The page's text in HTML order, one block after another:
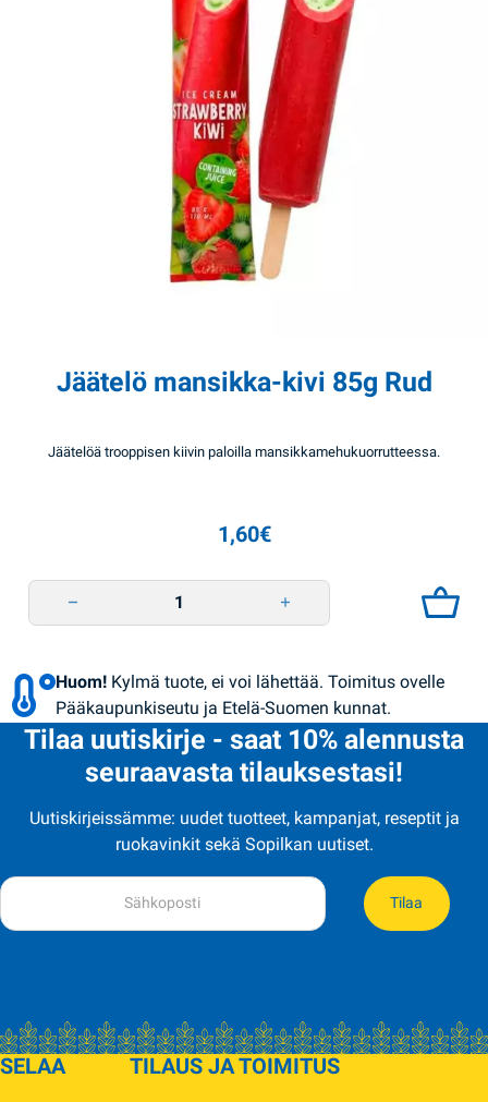
Jäätelö mansikka-kivi 85g Rud
Jäätelöä trooppisen kiivin paloilla mansikkamehukuorrutteessa.
1,60€
Huom! Kylmä tuote, ei voi lähettää. Toimitus ovelle
Pääkaupunkiseutu ja Etelä-Suomen kunnat.
Tilaa uutiskirje - saat 10% alennusta
seuraavasta tilauksestasi!
Uutiskirjeissämme: uudet tuotteet, kampanjat, reseptit ja
ruokavinkit sekä Sopilkan uutiset.
Tilaa
SELAA TILAUS JA TOIMITUS